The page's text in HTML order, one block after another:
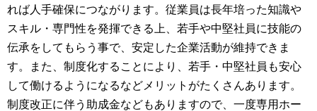
れば人手確保につながります。従業員は長年培った知識や
スキル・専門性を発揮できる上、若手や中堅社員に技能の
伝承をしてもらう事で、安定した企業活動が維持できま
す。また、制度化することにより、若手・中堅社員も安心
して働けるようになるなどメリットがたくさんあります。
制度改正に伴う助成金などもありますので、一度専用ホー